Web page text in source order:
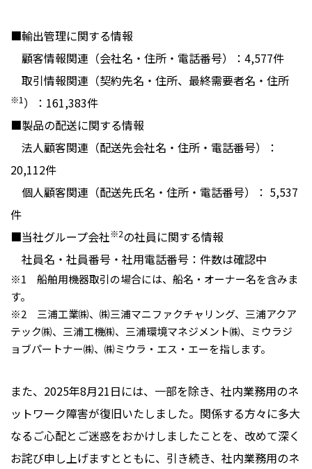
■輸出管理に関する情報
顧客情報関連（会社名・住所・電話番号）：4,577件
取引情報関連（契約先名・住所、最終需要者名・住所
※1）：161,383件
■製品の配送に関する情報
法人顧客関連（配送先会社名・住所・電話番号）：
20,112件
個人顧客関連（配送先氏名・住所・電話番号）： 5,537
件
■当社グループ会社※2の社員に関する情報
社員名・社員番号・社用電話番号：件数は確認中
※1 船舶用機器取引の場合には、船名・オーナー名を含みま
す。
※2 三浦工業㈱、㈱三浦マニファクチャリング、三浦アクア
テック㈱、三浦工機㈱、三浦環境マネジメント㈱、ミウラジ
ョブパートナー㈱、㈱ミウラ・エス・エーを指します。
また、2025年8月21日には、一部を除き、社内業務用のネ
ットワーク障害が復旧いたしました。関係する方々に多大
なるご心配とご迷惑をおかけしましたことを、改めて深く
お詫び申し上げますとともに、引き続き、社内業務用のネ